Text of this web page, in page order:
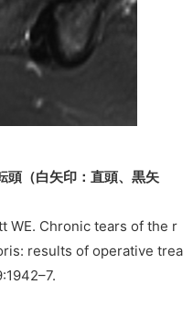
頭（白矢印：直頭、黒矢
WE. Chronic tears of the r
results of operative trea